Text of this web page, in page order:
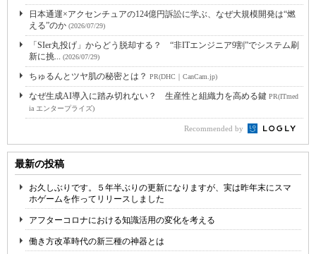
日本通運×アクセンチュアの124億円訴訟に学ぶ、なぜ大規模開発は“燃
える”のか (2026/07/29)
「SIer丸投げ」からどう脱却する？ “非ITエンジニア9割”でシステム刷
新に挑... (2026/07/29)
ちゅるんとツヤ肌の秘密とは？ PR(DHC｜CanCam.jp)
なぜ生成AI導入に踏み切れない？ 生産性と組織力を高める鍵 PR(ITmed
ia エンタープライズ)
Recommended by
最新の投稿
お久しぶりです。５年半ぶりの更新になりますが、実は昨年末にスマ
ホゲームを作ってリリースしました
アフターコロナにおける知識活用の変化を考える
働き方改革時代の新三種の神器とは